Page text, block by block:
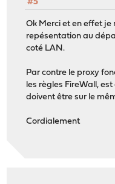
#5
Ok Merci et en effet je
repésentation au
coté LAN.
Par contre le proxy
les règles FireWall,
doivent être sur le
Cordialement